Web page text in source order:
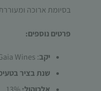
בסיומת ארוכה
פרטים נוספים:
יקב: Gaia Wines (יוון)
שנת בציר